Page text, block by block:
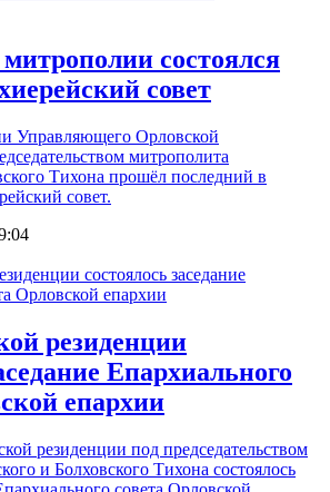
состоялся
совет
Управляющего Орловской
митрополита
Тихона прошёл последний в
совет.
резиденции
Епархиального
епархии
резиденции под председательством
и Болховского Тихона состоялось